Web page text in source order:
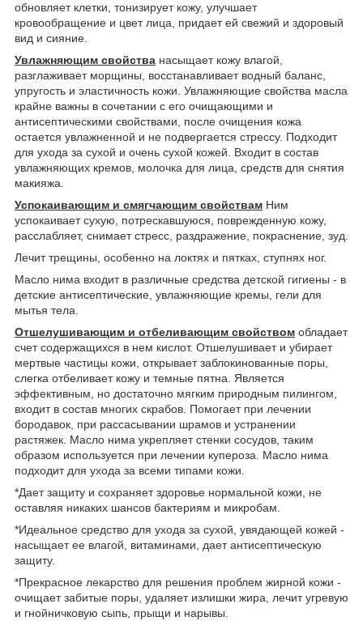
обновляет клетки, тонизирует кожу, улучшает
кровообращение и цвет лица, придает ей свежий и здоровый
вид и сияние.
Увлажняющим свойства насыщает кожу влагой,
разглаживает морщины, восстанавливает водный баланс,
упругость и эластичность кожи. Увлажняющие свойства масла
крайне важны в сочетании с его очищающими и
антисептическими свойствами, после очищения кожа
остается увлажненной и не подвергается стрессу. Подходит
для ухода за сухой и очень сухой кожей. Входит в состав
увлажняющих кремов, молочка для лица, средств для снятия
макияжа.
Успокаивающим и смягчающим свойствам Ним
успокаивает сухую, потрескавшуюся, поврежденную кожу,
расслабляет, снимает стресс, раздражение, покраснение, зуд.
Лечит трещины, особенно на локтях и пятках, ступнях ног.
Масло нима входит в различные средства детской гигиены - в
детские антисептические, увлажняющие кремы, гели для
мытья тела.
Отшелушивающим и отбеливающим свойством обладает
счет содержащихся в нем кислот. Отшелушивает и убирает
мертвые частицы кожи, открывает заблокинованные поры,
слегка отбеливает кожу и темные пятна. Является
эффективным, но достаточно мягким природным пилингом,
входит в состав многих скрабов. Помогает при лечении
бородавок, при рассасывании шрамов и устранении
растяжек. Масло нима укрепляет стенки сосудов, таким
образом используется при лечении купероза. Масло нима
подходит для ухода за всеми типами кожи.
*Дает защиту и сохраняет здоровье нормальной кожи, не
оставляя никаких шансов бактериям и микробам.
*Идеальное средство для ухода за сухой, увядающей кожей -
насыщает ее влагой, витаминами, дает антисептическую
защиту.
*Прекрасное лекарство для решения проблем жирной кожи -
очищает забитые поры, удаляет излишки жира, лечит угревую
и гнойничковую сыпь, прыщи и нарывы.